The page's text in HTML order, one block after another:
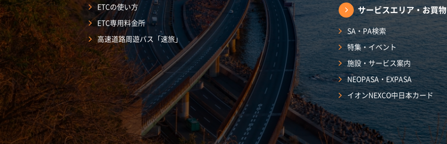
ETCの使い方
ETC専用料金所
高速道路周遊パス「速旅」
サービスエリア・お買物
SA・PA検索
特集・イベント
施設・サービス案内
NEOPASA・EXPASA
イオンNEXCO中日本カード